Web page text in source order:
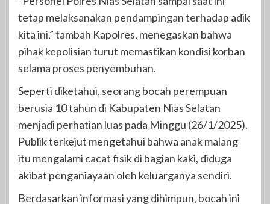
tetap melaksanakan pendampingan terhadap adik
kita ini,” tambah Kapolres, menegaskan bahwa
pihak kepolisian turut memastikan kondisi korban
selama proses penyembuhan.
Seperti diketahui, seorang bocah perempuan
berusia 10 tahun di Kabupaten Nias Selatan
menjadi perhatian luas pada Minggu (26/1/2025).
Publik terkejut mengetahui bahwa anak malang
itu mengalami cacat fisik di bagian kaki, diduga
akibat penganiayaan oleh keluarganya sendiri.
Berdasarkan informasi yang dihimpun, bocah ini